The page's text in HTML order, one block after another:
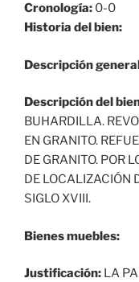
Cronología: 0-0
Historia del bien:
Descripción
Descripción del
BUHARDILLA.
EN GRANITO.
DE GRANITO. POR
DE LOCALIZACIÓN
SIGLO XVIII.
Bienes muebles:
Justificación: LA